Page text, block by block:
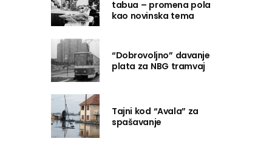
tabua – promena pola
kao novinska tema
“Dobrovoljno” davanje
plata za NBG tramvaj
Tajni kod “Avala” za
spašavanje